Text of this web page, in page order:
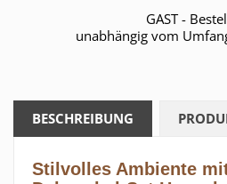
GAST -
unabhängig vom
BESCHREIBUNG
Stilvolles Ambiente